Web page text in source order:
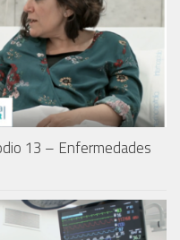
13 – Enfermedades